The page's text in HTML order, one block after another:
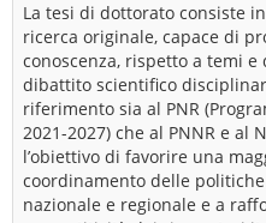
La tesi di dottorato consiste
ricerca originale, capace di
conoscenza, rispetto a temi
dibattito scientifico
riferimento sia al PNR
2021-2027) che al PNNR e al
l’obiettivo di favorire una
coordinamento delle
nazionale e regionale e a